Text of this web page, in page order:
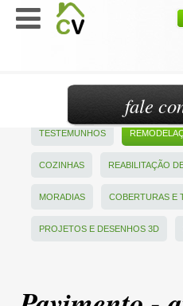
TESTEMUNHOS
COZINHAS REABILITAÇÃO
MORADIAS COBERTURAS E
PROJETOS E DESENHOS 3D
fale